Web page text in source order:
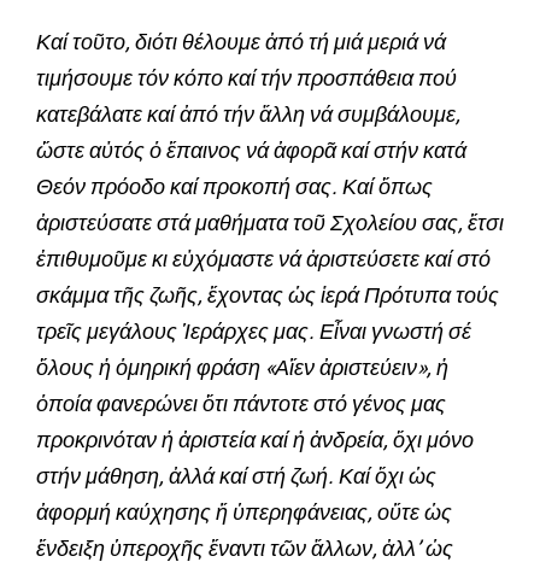
Καί τοῦτο, διότι θέλουμε ἀπό τή μιά μεριά νά
τιμήσουμε τόν κόπο καί τήν προσπάθεια πού
κατεβάλατε καί ἀπό τήν ἄλλη νά συμβάλουμε,
ὥστε αὐτός ὁ ἔπαινος νά ἀφορᾶ καί στήν κατά
Θεόν πρόοδο καί προκοπή σας. Καί ὅπως
ἀριστεύσατε στά μαθήματα τοῦ Σχολείου σας, ἔτσι
ἐπιθυμοῦμε κι εὐχόμαστε νά ἀριστεύσετε καί στό
σκάμμα τῆς ζωῆς, ἔχοντας ὡς ἱερά Πρότυπα τούς
τρεῖς μεγάλους Ἱεράρχες μας. Εἶναι γνωστή σέ
ὅλους ἡ ὁμηρική φράση «Αἴεν ἀριστεύειν», ἡ
ὁποία φανερώνει ὅτι πάντοτε στό γένος μας
προκρινόταν ἡ ἀριστεία καί ἡ ἀνδρεία, ὄχι μόνο
στήν μάθηση, ἀλλά καί στή ζωή. Καί ὄχι ὡς
ἀφορμή καύχησης ἤ ὑπερηφάνειας, οὔτε ὡς
ἔνδειξη ὑπεροχῆς ἔναντι τῶν ἄλλων, ἀλλ’ ὡς